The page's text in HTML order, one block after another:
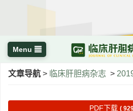
Menu
文章导航 > 临床肝胆病杂志 >
PDF下载 (